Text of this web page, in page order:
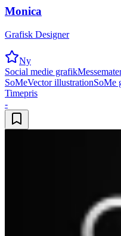
Monica
Grafisk Designer
Ny
Social medie grafik
SoMeVector illustrationSoMe
Timepris
-